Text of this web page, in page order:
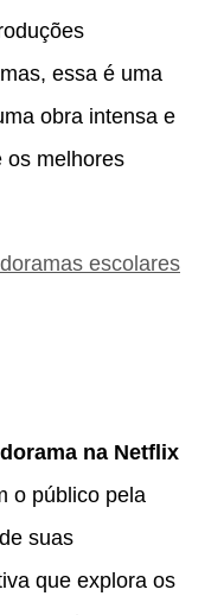
essa é uma
obra intensa e
os melhores
escolares
na Netflix
o público pela
suas
que explora os